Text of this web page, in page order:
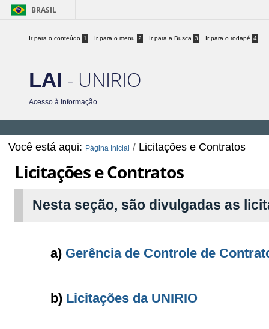
BRASIL
Ir para o conteúdo 1 Ir para o menu 2 Ir para a Busca 3 Ir para o rodapé 4
LAI - UNIRIO
Acesso à Informação
Você está aqui: Página Inicial / Licitações e Contratos
Licitações e Contratos
Nesta seção, são divulgadas as
a) Gerência de Controle de
b) Licitações da UNIRIO